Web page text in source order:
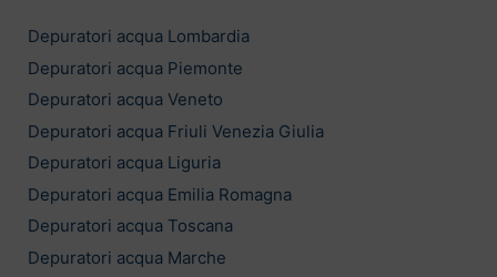
Depuratori acqua Lombardia
Depuratori acqua Piemonte
Depuratori acqua Veneto
Depuratori acqua Friuli Venezia Giulia
Depuratori acqua Liguria
Depuratori acqua Emilia Romagna
Depuratori acqua Toscana
Depuratori acqua Marche